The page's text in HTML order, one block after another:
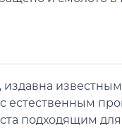
естественным
подходящим